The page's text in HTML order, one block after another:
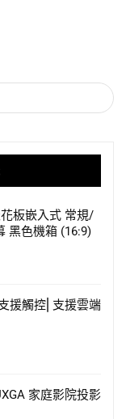
花板嵌入式 常規/
黑色機箱 (16:9)
援觸控⎜支援雲端
家庭影院投影